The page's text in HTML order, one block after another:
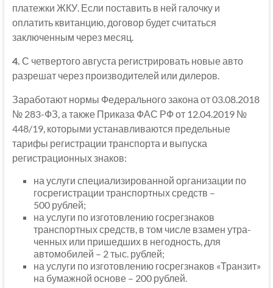
платежки ЖКУ. Если поставить в ней галочку и
оплатить квитанцию, договор будет считаться
заключенным через месяц.
4. С четвертого августа регистрировать новые авто
разрешат через производителей или дилеров.
Заработают нормы Федерального закона от 03.08.2018
№ 283-ФЗ, а также Приказа ФАС РФ от 12.04.2019 №
448/19, которыми устанавливаются предельные
тарифы регистрации транспорта и выпуска
регистрационных знаков:
на услуги специализированной организации по
госрегистрации транспортных средств –
500 рублей;
на услуги по изготовлению госрегзнаков
транспортных средств, в том числе взамен утра-
ченных или пришедших в негодность, для
автомобилей – 2 тыс. рублей;
на услуги по изготовлению госрегзнаков «Транзит»
на бумажной основе – 200 рублей.